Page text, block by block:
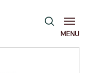
pesquisa
Menu